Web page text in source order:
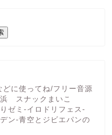
どに使ってね/フリー音源
浜 スナックまいこ
ゼミ-イロドリフェス-
ン-青空とジビエパンの